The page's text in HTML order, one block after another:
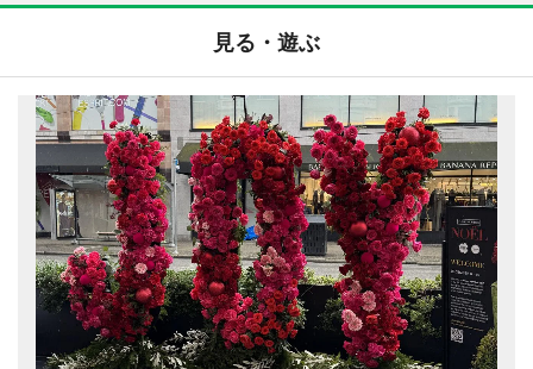
見る・遊ぶ